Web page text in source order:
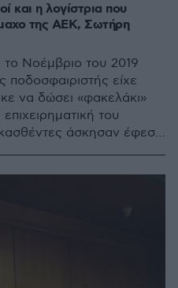
και η λογίστρια που
της ΑΕΚ, Σωτήρη
Νοέμβριο του 2019
ποδοσφαιριστής είχε
να δώσει «φακελάκι»
του
άσκησαν έφεση